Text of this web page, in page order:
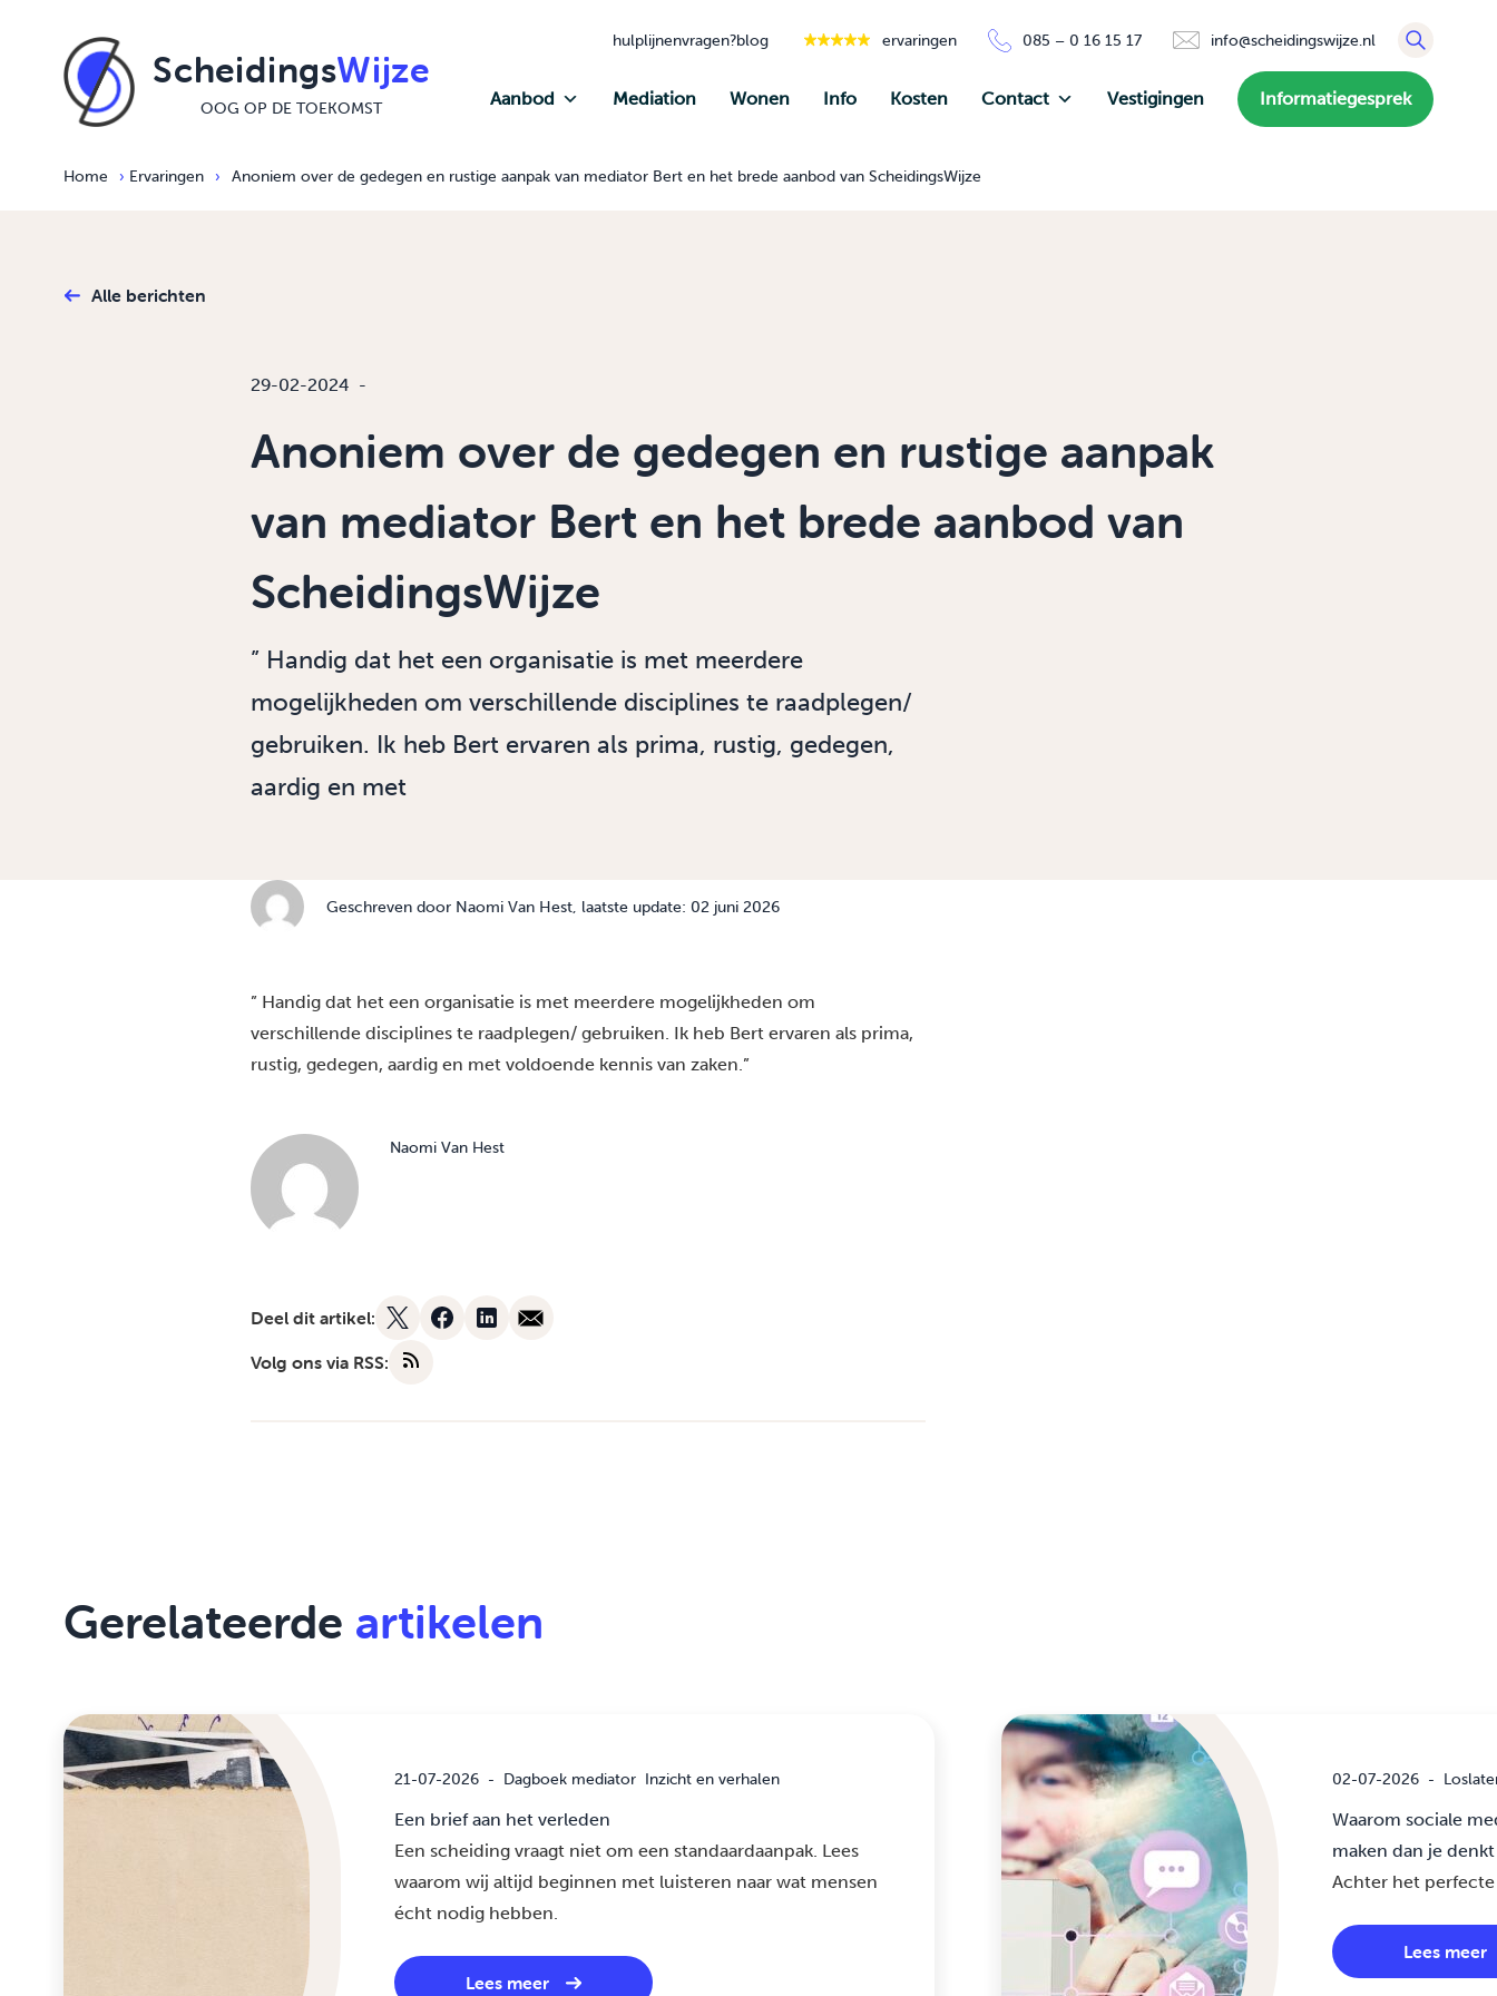
ScheidingsWijze
OOG OP DE TOEKOMST
hulplijnenvragen?blog ervaringen 085 – 0 16 15 17 info@scheidingswijze.nl
Aanbod Mediation Wonen Info Kosten Contact Vestigingen Informatiegesprek
Home › Ervaringen › Anoniem over de gedegen en rustige aanpak van mediator Bert en het brede aanbod van ScheidingsWijze
Alle berichten
29-02-2024 -
Anoniem over de gedegen en rustige aanpak
van mediator Bert en het brede aanbod van
ScheidingsWijze
” Handig dat het een organisatie is met meerdere
mogelijkheden om verschillende disciplines te raadplegen/
gebruiken. Ik heb Bert ervaren als prima, rustig, gedegen,
aardig en met
Geschreven door Naomi Van Hest, laatste update: 02 juni 2026
” Handig dat het een organisatie is met meerdere mogelijkheden om
verschillende disciplines te raadplegen/ gebruiken. Ik heb Bert ervaren als prima,
rustig, gedegen, aardig en met voldoende kennis van zaken.”
Naomi Van Hest
Deel dit artikel:
Volg ons via RSS:
Gerelateerde artikelen
21-07-2026 - Dagboek mediator Inzicht en verhalen
Een brief aan het verleden
Een scheiding vraagt niet om een standaardaanpak. Lees
waarom wij altijd beginnen met luisteren naar wat mensen
écht nodig hebben.
Lees meer
02-07-2026 -
Waarom sociale
maken dan je denkt
Achter het perfecte
Lees meer